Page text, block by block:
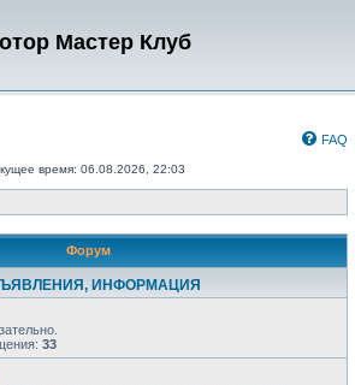
Мастер Клуб
FAQ
время: 06.08.2026, 22:03
Форум
ИНФОРМАЦИЯ
33